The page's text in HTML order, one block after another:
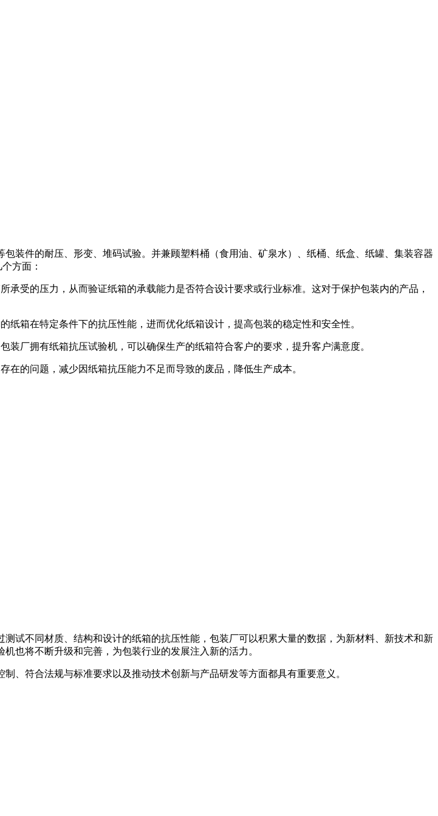
装件的耐压、形变、堆码试验。并兼顾塑料桶（食用油、矿泉水）、纸桶、纸盒、纸罐、集装容器
方面：
受的压力，从而验证纸箱的承载能力是否符合设计要求或行业标准。这对于保护包装内的产品，
箱在特定条件下的抗压性能，进而优化纸箱设计，提高包装的稳定性和安全性。
厂拥有纸箱抗压试验机，可以确保生产的纸箱符合客户的要求，提升客户满意度。
的问题，减少因纸箱抗压能力不足而导致的废品，降低生产成本。
试不同材质、结构和设计的纸箱的抗压性能，包装厂可以积累大量的数据，为新材料、新技术和新
也将不断升级和完善，为包装行业的发展注入新的活力。
、符合法规与标准要求以及推动技术创新与产品研发等方面都具有重要意义。